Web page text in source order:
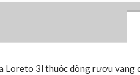
Loreto 3l thuộc dòng rượu